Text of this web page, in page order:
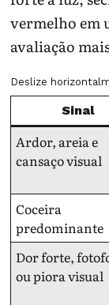
vermelho em
avaliação
Deslize
Sinal
Ardor, areia e
cansaço visual
Coceira
predominante
Dor forte,
ou piora visual